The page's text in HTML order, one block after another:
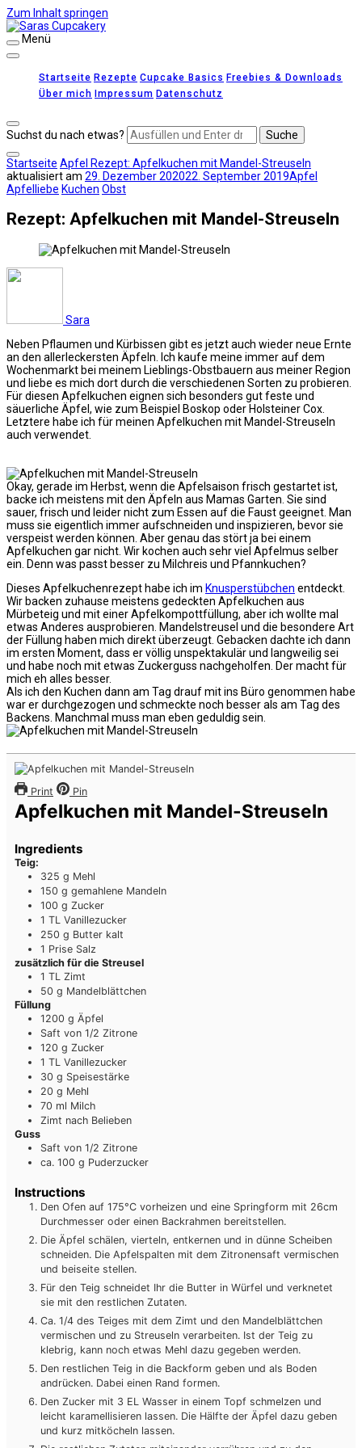
Zum Inhalt springen
Menü
Startseite Rezepte Cupcake Basics Freebies & Downloads
Über mich Impressum Datenschutz
Suchst du nach etwas?
Startseite Apfel Rezept: Apfelkuchen mit Mandel-Streuseln
aktualisiert am 29. Dezember 202022. September 2019Apfel
Apfelliebe Kuchen Obst
Rezept: Apfelkuchen mit Mandel-Streuseln
Sara
Neben Pflaumen und Kürbissen gibt es jetzt auch wieder neue Ernte
an den allerleckersten Äpfeln. Ich kaufe meine immer auf dem
Wochenmarkt bei meinem Lieblings-Obstbauern aus meiner Region
und liebe es mich dort durch die verschiedenen Sorten zu probieren.
Für diesen Apfelkuchen eignen sich besonders gut feste und
säuerliche Äpfel, wie zum Beispiel Boskop oder Holsteiner Cox.
Letztere habe ich für meinen Apfelkuchen mit Mandel-Streuseln
auch verwendet.
Okay, gerade im Herbst, wenn die Apfelsaison frisch gestartet ist,
backe ich meistens mit den Äpfeln aus Mamas Garten. Sie sind
sauer, frisch und leider nicht zum Essen auf die Faust geeignet. Man
muss sie eigentlich immer aufschneiden und inspizieren, bevor sie
verspeist werden können. Aber genau das stört ja bei einem
Apfelkuchen gar nicht. Wir kochen auch sehr viel Apfelmus selber
ein. Denn was passt besser zu Milchreis und Pfannkuchen?
Dieses Apfelkuchenrezept habe ich im Knusperstübchen entdeckt.
Wir backen zuhause meistens gedeckten Apfelkuchen aus
Mürbeteig und mit einer Apfelkompottfüllung, aber ich wollte mal
etwas Anderes ausprobieren. Mandelstreusel und die besondere Art
der Füllung haben mich direkt überzeugt. Gebacken dachte ich dann
im ersten Moment, dass er völlig unspektakulär und langweilig sei
und habe noch mit etwas Zuckerguss nachgeholfen. Der macht für
mich eh alles besser.
Als ich den Kuchen dann am Tag drauf mit ins Büro genommen habe
war er durchgezogen und schmeckte noch besser als am Tag des
Backens. Manchmal muss man eben geduldig sein.
Print Pin
Apfelkuchen mit Mandel-Streuseln
Ingredients
Teig:
325 g Mehl
150 g gemahlene Mandeln
100 g Zucker
1 TL Vanillezucker
250 g Butter kalt
1 Prise Salz
zusätzlich für die Streusel
1 TL Zimt
50 g Mandelblättchen
Füllung
1200 g Äpfel
Saft von 1/2 Zitrone
120 g Zucker
1 TL Vanillezucker
30 g Speisestärke
20 g Mehl
70 ml Milch
Zimt nach Belieben
Guss
Saft von 1/2 Zitrone
ca. 100 g Puderzucker
Instructions
Den Ofen auf 175°C vorheizen und eine Springform mit 26cm
Durchmesser oder einen Backrahmen bereitstellen.
Die Äpfel schälen, vierteln, entkernen und in dünne Scheiben
schneiden. Die Apfelspalten mit dem Zitronensaft vermischen
und beiseite stellen.
Für den Teig schneidet Ihr die Butter in Würfel und verknetet
sie mit den restlichen Zutaten.
Ca. 1/4 des Teiges mit dem Zimt und den Mandelblättchen
vermischen und zu Streuseln verarbeiten. Ist der Teig zu
klebrig, kann noch etwas Mehl dazu gegeben werden.
Den restlichen Teig in die Backform geben und als Boden
andrücken. Dabei einen Rand formen.
Den Zucker mit 3 EL Wasser in einem Topf schmelzen und
leicht karamellisieren lassen. Die Hälfte der Äpfel dazu geben
und kurz mitköcheln lassen.